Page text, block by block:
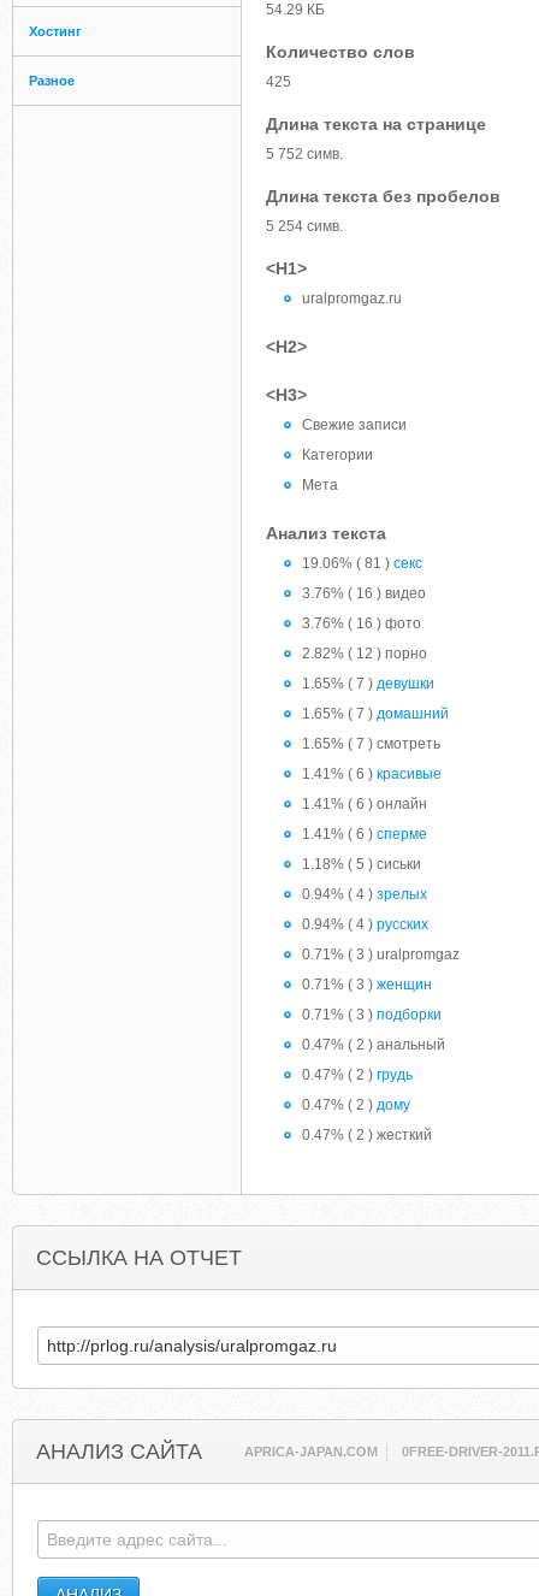
Хостинг
Разное
54.29 КБ
Количество слов
425
Длина текста на странице
5 752 симв.
Длина текста без пробелов
5 254 симв.
<H1>
uralpromgaz.ru
<H2>
<H3>
Свежие записи
Категории
Мета
Анализ текста
19.06% ( 81 ) секс
3.76% ( 16 ) видео
3.76% ( 16 ) фото
2.82% ( 12 ) порно
1.65% ( 7 ) девушки
1.65% ( 7 ) домашний
1.65% ( 7 ) смотреть
1.41% ( 6 ) красивые
1.41% ( 6 ) онлайн
1.41% ( 6 ) сперме
1.18% ( 5 ) сиськи
0.94% ( 4 ) зрелых
0.94% ( 4 ) русских
0.71% ( 3 ) uralpromgaz
0.71% ( 3 ) женщин
0.71% ( 3 ) подборки
0.47% ( 2 ) анальный
0.47% ( 2 ) грудь
0.47% ( 2 ) дому
0.47% ( 2 ) жесткий
ССЫЛКА НА ОТЧЕТ
АНАЛИЗ САЙТА APRICA-JAPAN.COM 0FREE-DRIVER-